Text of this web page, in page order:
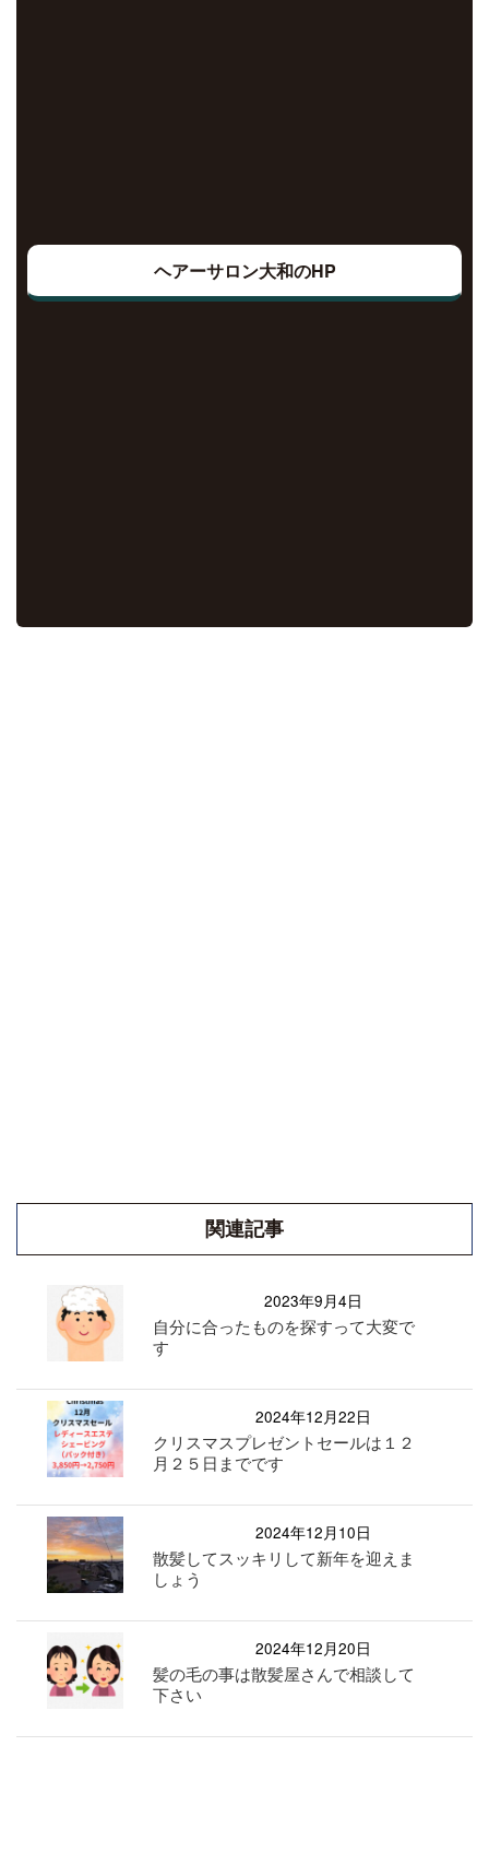
ヘアーサロン大和のHP
関連記事
2023年9月4日
自分に合ったものを探すって大変で
す
2024年12月22日
クリスマスプレゼントセールは１２
月２５日までです
2024年12月10日
散髪してスッキリして新年を迎えま
しょう
2024年12月20日
髪の毛の事は散髪屋さんで相談して
下さい